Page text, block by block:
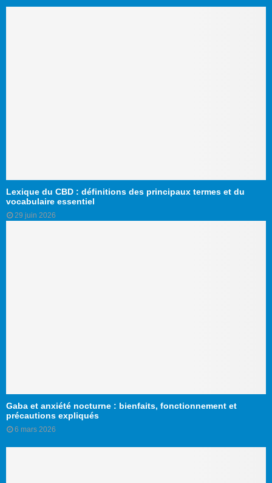
Lexique du CBD : définitions des principaux termes et du
vocabulaire essentiel
29 juin 2026
Gaba et anxiété nocturne : bienfaits, fonctionnement et
précautions expliqués
6 mars 2026